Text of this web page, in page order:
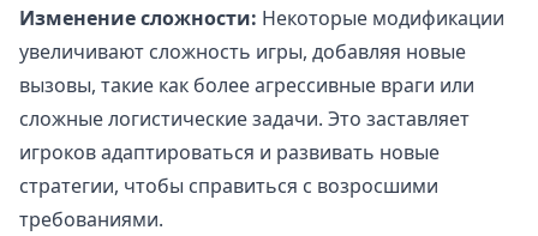
Изменение сложности: Некоторые модификации
увеличивают сложность игры, добавляя новые
вызовы, такие как более агрессивные враги или
сложные логистические задачи. Это заставляет
игроков адаптироваться и развивать новые
стратегии, чтобы справиться с возросшими
требованиями.